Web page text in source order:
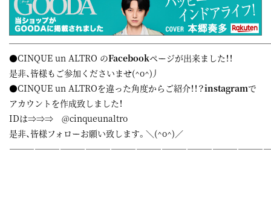
●CINQUE un ALTRO のFacebookページが出来ました！！
是非、皆様もご参加くださいませ(^o^)丿
●CINQUE un ALTROを違った角度からご紹介！！？instagramで
アカウントを作成致しました！
IDは⇒⇒⇒ @cinqueunaltro
是非、皆様フォローお願い致します。＼(^o^)／